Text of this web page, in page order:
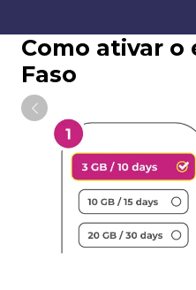
Como ativar o
Faso